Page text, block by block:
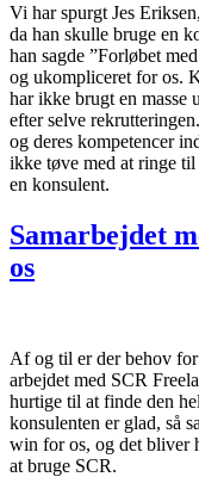
Vi har spurgt Jes
da han skulle bruge en
han sagde ”Forløbet
og ukompliceret for os.
har ikke brugt en masse
efter selve
og deres kompetencer
ikke tøve med at ringe
en konsulent.
Samarbejdet
os
Af og til er der behov
arbejdet med SCR
hurtige til at finde den
konsulenten er glad, så
win for os, og det bliver
at bruge SCR.